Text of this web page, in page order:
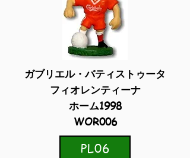
ガブリエル・バティストゥータ
フィオレンティーナ
ホーム1998
WOR006
PL06